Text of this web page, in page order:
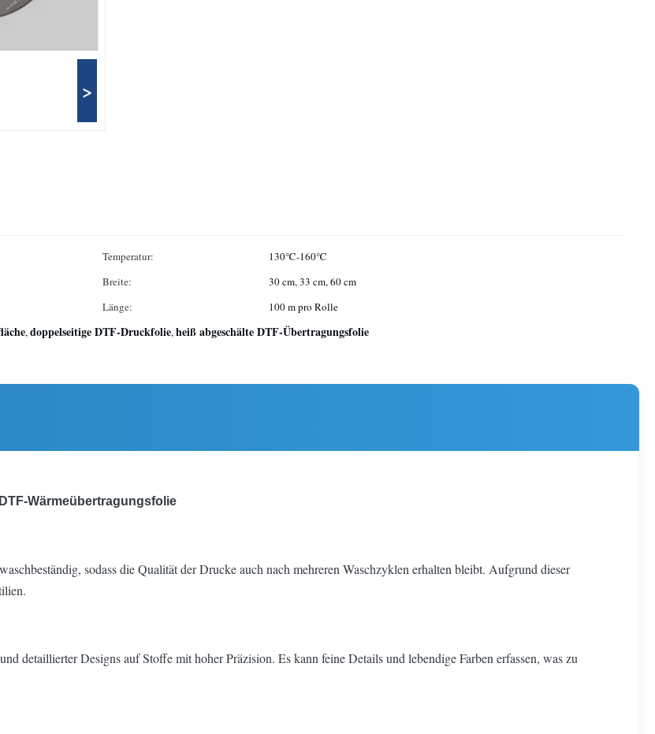
>
Temperatur:
130℃-160℃
Breite:
30 cm, 33 cm, 60 cm
Länge:
100 m pro Rolle
,doppelseitige DTF-Druckfolie,heiß abgeschälte DTF-Übertragungsfolie
Wärmeübertragungsfolie
sodass die Qualität der Drucke auch nach mehreren Waschzyklen erhalten bleibt. Aufgrund dieser
detaillierter Designs auf Stoffe mit hoher Präzision. Es kann feine Details und lebendige Farben erfassen, was zu